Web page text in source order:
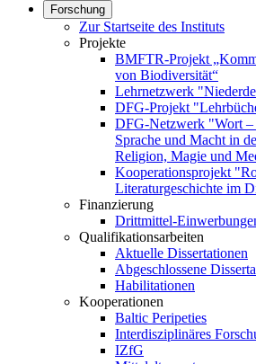
Forschung
Zur Startseite des Instituts
Projekte
BMFTR-Projekt
von Biodiversität“
Lehrnetzwerk
DFG-Projekt
DFG-Netzwerk "Wort –
Sprache und Macht in
Religion, Magie und
Kooperationsprojekt
Literaturgeschichte im
Finanzierung
Drittmittel-
Qualifikationsarbeiten
Aktuelle Dissertationen
Abgeschlossene
Habilitationen
Kooperationen
Baltic Peripeties
Interdisziplinäres
IZfG